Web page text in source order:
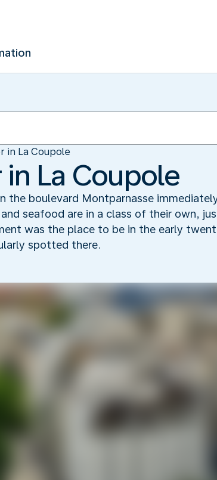
in La Coupole
La Coupole
the boulevard Montparnasse
seafood are in a class of their own,
was the place to be in the early
spotted there.